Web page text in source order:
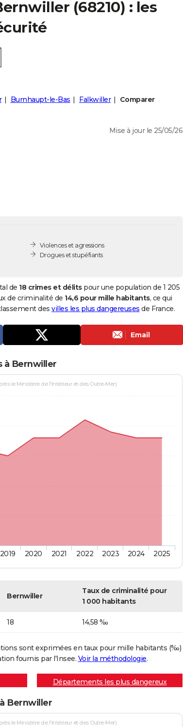
(68210) : les
Burnhaupt-le-Bas Falkwiller
Comparer
Mise à jour le 25/05/26
Violences et agressions
Drogues et stupéfiants
de 18 crimes et délitspour une population de 1 205
de criminalité de 14,6 pour mille habitants, ce qui
des villes les plus dangereuses de France.
Email
à Bernwiller
le Ministère de l'Intérieur et des Outre-Mer)
2019 2020 2021 2022 2023 2024 2025
Bernwiller
Taux de criminalité pour
1 000 habitants
18 14,58 ‰
sont exprimées en taux pour mille habitants (‰)
fournis par l'Insee. Voir la méthodologie.
Départements les plus dangereux
Bernwiller
le Ministère de l'Intérieur et des Outre-Mer)